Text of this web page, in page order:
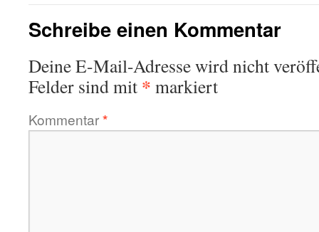
Schreibe einen Kommentar
Deine E-Mail-Adresse wird nicht
Felder sind mit * markiert
Kommentar*